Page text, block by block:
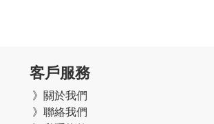
客戶服務
》關於我們
》聯絡我們